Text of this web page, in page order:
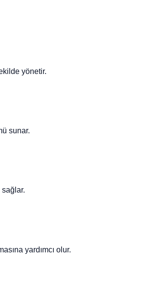
yönetir.
sunar.
sağlar.
yardımcı olur.